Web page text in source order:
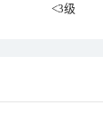
<3级